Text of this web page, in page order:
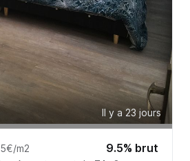
Il y a 23 jours
m2 9.5% brut